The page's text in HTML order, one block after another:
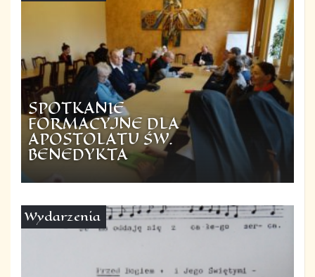
SPOTKANIE
FORMACYJNE DLA
APOSTOLATU ŚW.
BENEDYKTA
Wydarzenia